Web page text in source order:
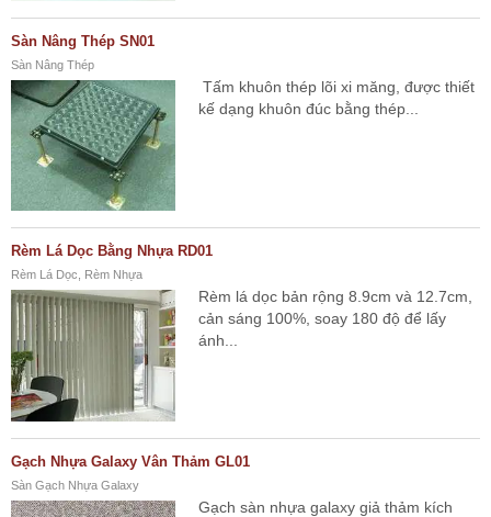
Sàn Nâng Thép SN01
Sàn Nâng Thép
Tấm khuôn thép lõi xi măng, được thiết
kế dạng khuôn đúc bằng thép...
Rèm Lá Dọc Bằng Nhựa RD01
Rèm Lá Dọc, Rèm Nhựa
Rèm lá dọc bản rộng 8.9cm và 12.7cm,
cản sáng 100%, soay 180 độ để lấy
ánh...
Gạch Nhựa Galaxy Vân Thảm GL01
Sàn Gạch Nhựa Galaxy
Gạch sàn nhựa galaxy giả thảm kích